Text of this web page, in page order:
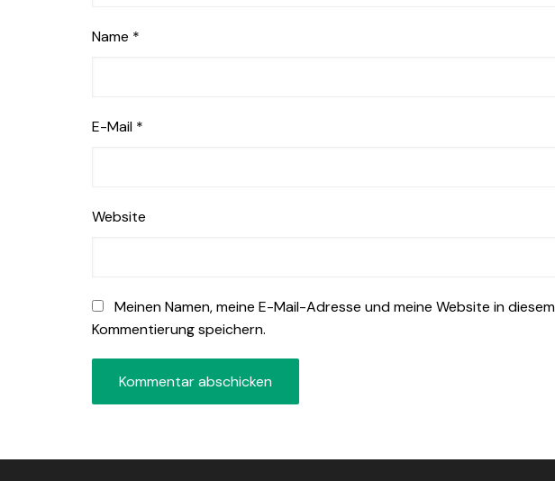
Name *
E-Mail *
Website
Meinen Namen, meine E-Mail-Adresse und meine Website in
Kommentierung speichern.